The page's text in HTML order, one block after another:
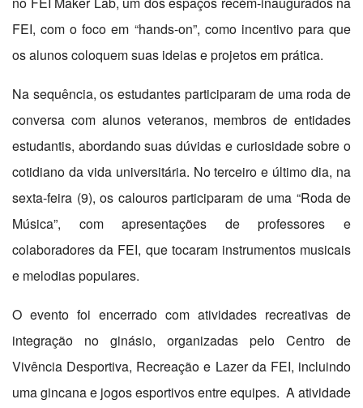
FEI, com o foco em “hands-on”, como incentivo para que
os alunos coloquem suas ideias e projetos em prática.
Na sequência, os estudantes participaram de uma roda de
conversa com alunos veteranos, membros de entidades
estudantis, abordando suas dúvidas e curiosidade sobre o
cotidiano da vida universitária. No terceiro e último dia, na
sexta-feira (9), os calouros participaram de uma “Roda de
Música”, com apresentações de professores e
colaboradores da FEI, que tocaram instrumentos musicais
e melodias populares.
O evento foi encerrado com atividades recreativas de
integração no ginásio, organizadas pelo Centro de
Vivência Desportiva, Recreação e Lazer da FEI, incluindo
uma gincana e jogos esportivos entre equipes. A atividade